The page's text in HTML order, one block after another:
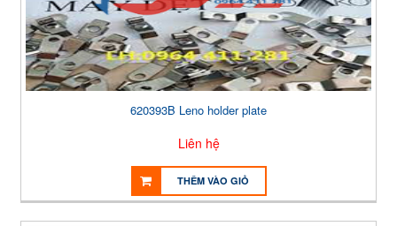
620393B Leno holder plate
Liên hệ
THÊM VÀO GIỎ